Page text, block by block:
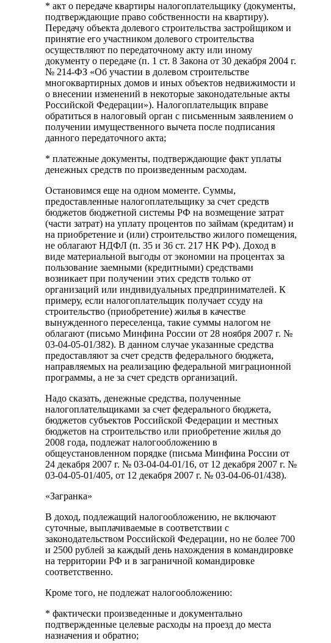
* акт о передаче квартиры налогоплательщику (документы,
подтверждающие право собственности на квартиру).
Передачу объекта долевого строительства застройщиком и
принятие его участником долевого строительства
осуществляют по передаточному акту или иному
документу о передаче (п. 1 ст. 8 Закона от 30 декабря 2004 г.
№ 214-ФЗ «Об участии в долевом строительстве
многоквартирных домов и иных объектов недвижимости и
о внесении изменений в некоторые законодательные акты
Российской Федерации»). Налогоплательщик вправе
обратиться в налоговый орган с письменным заявлением о
получении имущественного вычета после подписания
данного передаточного акта;
* платежные документы, подтверждающие факт уплаты
денежных средств по произведенным расходам.
Остановимся еще на одном моменте. Суммы,
предоставленные налогоплательщику за счет средств
бюджетов бюджетной системы РФ на возмещение затрат
(части затрат) на уплату процентов по займам (кредитам) и
на приобретение и (или) строительство жилого помещения,
не облагают НДФЛ (п. 35 и 36 ст. 217 НК РФ). Доход в
виде материальной выгоды от экономии на процентах за
пользование заемными (кредитными) средствами
возникает при получении этих средств только от
организаций или индивидуальных предпринимателей. К
примеру, если налогоплательщик получает ссуду на
строительство (приобретение) жилья в качестве
вынужденного переселенца, такие суммы налогом не
облагают (письмо Минфина России от 28 ноября 2007 г. №
03-04-05-01/382). В данном случае указанные средства
предоставляют за счет средств федерального бюджета,
направляемых на реализацию федеральной миграционной
программы, а не за счет средств организаций.
Надо сказать, денежные средства, полученные
налогоплательщиками за счет федерального бюджета,
бюджетов субъектов Российской Федерации и местных
бюджетов на строительство или приобретение жилья до
2008 года, подлежат налогообложению в
общеустановленном порядке (письма Минфина России от
24 декабря 2007 г. № 03-04-04-01/16, от 12 декабря 2007 г. №
03-04-05-01/405, от 12 декабря 2007 г. № 03-04-06-01/438).
«Загранка»
В доход, подлежащий налогообложению, не включают
суточные, выплачиваемые в соответствии с
законодательством Российской Федерации, но не более 700
и 2500 рублей за каждый день нахождения в командировке
на территории РФ и в заграничной командировке
соответственно.
Кроме того, не подлежат налогообложению:
* фактически произведенные и документально
подтвержденные целевые расходы на проезд до места
назначения и обратно;